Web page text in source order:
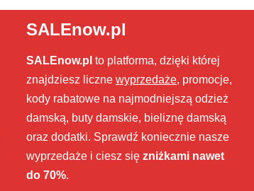
SALEnow.pl
SALEnow.pl to platforma, dzięki której
znajdziesz liczne wyprzedaże, promocje,
kody rabatowe na najmodniejszą odzież
damską, buty damskie, bieliznę damską
oraz dodatki. Sprawdź koniecznie nasze
wyprzedaże i ciesz się zniżkami nawet
do 70%.